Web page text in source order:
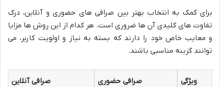
برای کمک به انتخاب بهتر بین صرافی های حضوری و آنلاین، درک
تفاوت های کلیدی آن ها ضروری است. هر کدام از این روش ها مزایا
و معایب خاص خود را دارند که بسته به نیاز و اولویت کاربر، می
توانند گزینه مناسبی باشند.
ویژگی صرافی حضوری صرافی آنلاین